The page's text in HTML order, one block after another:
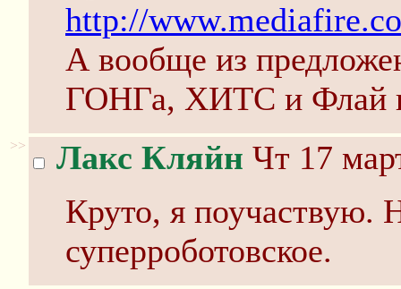
http://
А вообще из
ГОНГа, ХИТС и Флай
>> Лакс Кляйн Чт 17
Круто, я поучаствую.
суперроботовское.